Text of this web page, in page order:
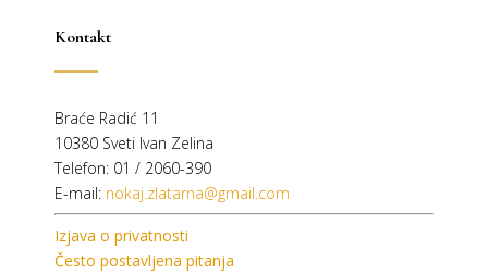
Kontakt
Braće Radić 11
10380 Sveti Ivan Zelina
Telefon: 01 / 2060-390
E-mail: nokaj.zlatarna@gmail.com
Izjava o privatnosti
Često postavljena pitanja